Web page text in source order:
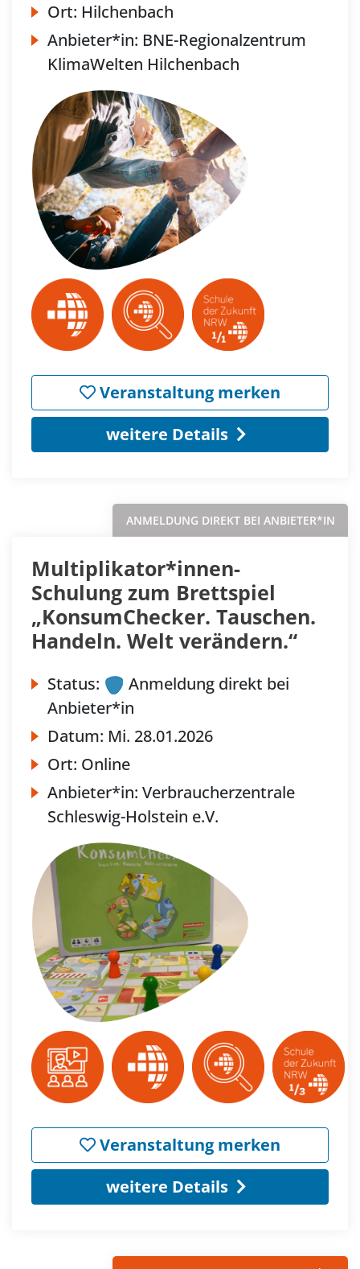
Ort: Hilchenbach
Anbieter*in: BNE-Regionalzentrum
KlimaWelten Hilchenbach
Veranstaltung merken
weitere Details
ANMELDUNG DIREKT BEI ANBIETER*IN
Multiplikator*innen-
Schulung zum Brettspiel
„KonsumChecker. Tauschen.
Handeln. Welt verändern.“
Status:
Anmeldung direkt bei
Anbieter*in
Datum: Mi. 28.01.2026
Ort: Online
Anbieter*in: Verbraucherzentrale
Schleswig-Holstein e.V.
Veranstaltung merken
weitere Details